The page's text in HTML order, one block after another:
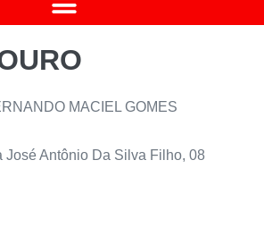
MACIEL GOMES
José Antônio Da Silva Filho, 08